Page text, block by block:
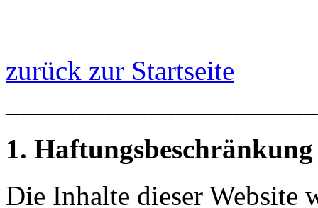
zurück zur Startseite
1. Haftungsbeschränkung
Die Inhalte dieser Website